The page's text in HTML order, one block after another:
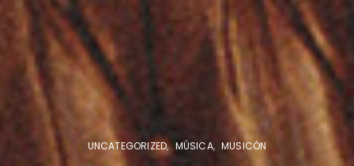
UNCATEGORIZED MÚSICA MUSICÓN